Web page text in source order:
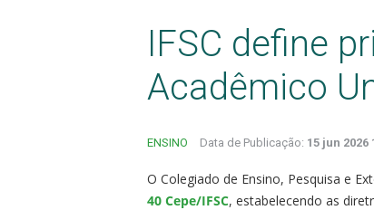
IFSC define
Acadêmico
ENSINO Data de Publicação: 15 jun 2026
O Colegiado de Ensino, Pesquisa e
40 Cepe/IFSC, estabelecendo as